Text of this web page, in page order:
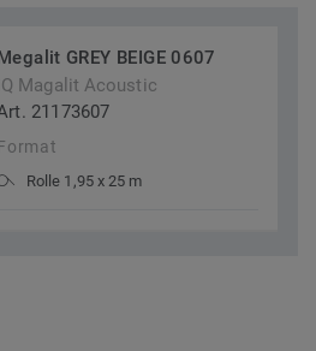
GREY BEIGE 0607
Magalit Acoustic
21173607
Rolle 1,95 x 25 m